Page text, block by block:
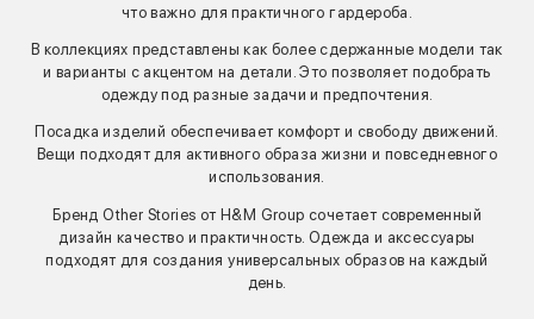
что важно для практичного гардероба.
В коллекциях представлены как более сдержанные модели так
и варианты с акцентом на детали. Это позволяет подобрать
одежду под разные задачи и предпочтения.
Посадка изделий обеспечивает комфорт и свободу движений.
Вещи подходят для активного образа жизни и повседневного
использования.
Бренд Other Stories от H&M Group сочетает современный
дизайн качество и практичность. Одежда и аксессуары
подходят для создания универсальных образов на каждый
день.